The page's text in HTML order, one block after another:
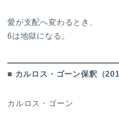
愛が支配へ変わるとき、
6は地獄になる。
■ カルロス・ゴーン保釈（
カルロス・ゴーン